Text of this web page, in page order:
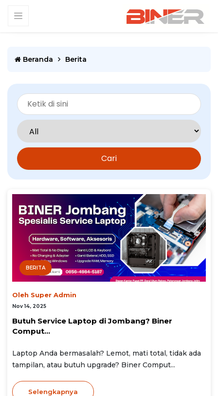
Beranda Berita
Cari
BERITA
Oleh Super Admin
Nov 14, 2025
Butuh Service Laptop di Jombang? Biner
Comput...
Laptop Anda bermasalah? Lemot, mati total, tidak ada
tampilan, atau butuh upgrade? Biner Comput...
Selengkapnya